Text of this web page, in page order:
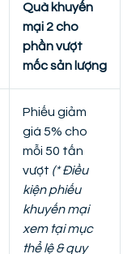
Quà khuyến
mại 2 cho
phần vượt
mốc sản lượng
Phiếu giảm
giá 5% cho
mỗi 50 tấn
vượt (* Điều
kiện phiếu
khuyến mại
xem tại mục
thể lệ & quy